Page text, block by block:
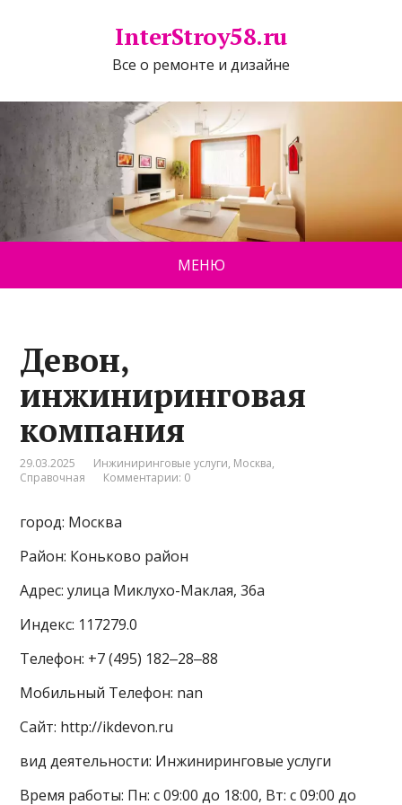
InterStroy58.ru
Все о ремонте и дизайне
МЕНЮ
Девон,
инжиниринговая
компания
29.03.2025 Инжиниринговые услуги, Москва,
Справочная
Комментарии: 0
город: Москва
Район: Коньково район
Адрес: улица Миклухо-Маклая, 36а
Индекс: 117279.0
Телефон: +7 (495) 182‒28‒88
Мобильный Телефон: nan
Сайт: http://ikdevon.ru
вид деятельности: Инжиниринговые услуги
Время работы: Пн: с 09:00 до 18:00, Вт: с 09:00 до